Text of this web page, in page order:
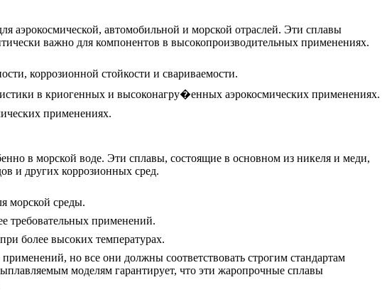
аэрокосмической, автомобильной и морской отраслей. Эти сплавы
важно для компонентов в высокопроизводительных применениях.
коррозионной стойкости и свариваемости.
в криогенных и высоконагру�енных аэрокосмических применениях.
применениях.
в морской воде. Эти сплавы, состоящие в основном из никеля и меди,
и других коррозионных сред.
морской среды.
требовательных применений.
более высоких температурах.
но все они должны соответствовать строгим стандартам
моделям гарантирует, что эти жаропрочные сплавы